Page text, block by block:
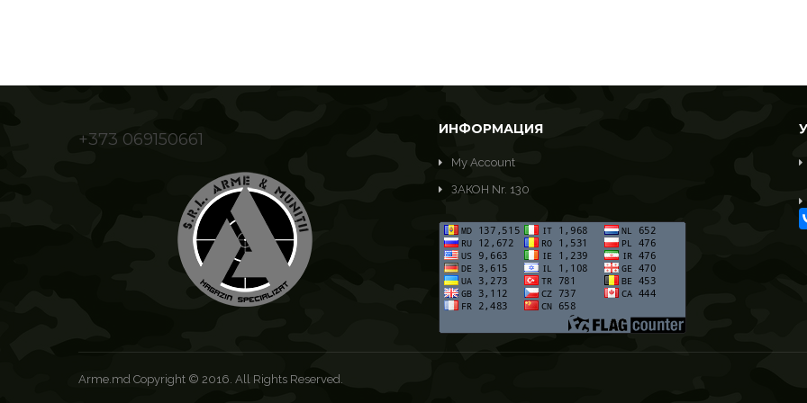
+373 069150661
ИНФОРМАЦИЯ
My Account
ЗАКОН Nr. 130
Arme.md Copyright © 2016. All Rights Reserved.